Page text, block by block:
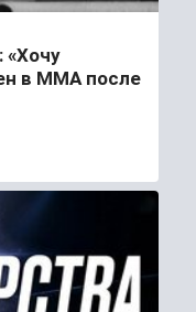
«Хочу
в ММА после